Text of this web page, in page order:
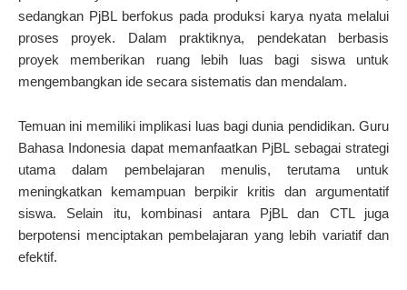
sedangkan PjBL berfokus pada produksi karya nyata melalui
proses proyek. Dalam praktiknya, pendekatan berbasis
proyek memberikan ruang lebih luas bagi siswa untuk
mengembangkan ide secara sistematis dan mendalam.
Temuan ini memiliki implikasi luas bagi dunia pendidikan. Guru
Bahasa Indonesia dapat memanfaatkan PjBL sebagai strategi
utama dalam pembelajaran menulis, terutama untuk
meningkatkan kemampuan berpikir kritis dan argumentatif
siswa. Selain itu, kombinasi antara PjBL dan CTL juga
berpotensi menciptakan pembelajaran yang lebih variatif dan
efektif.